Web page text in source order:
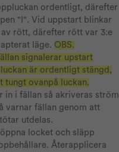
ordentligt, därefter
"I". Vid uppstart blinkar
rött, därefter rött var 3:e
läge. OBS.
signalerar upstart
är ordentligt stängd,
tungt ovanpå luckan.
in i fällan så akriveras ström
varnar fällan genom att
utdelas.
öppna locket och släpp
Återapplicera